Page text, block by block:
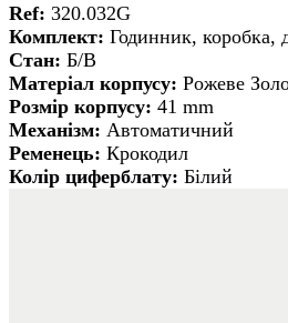
Ref: 320.032G
Комплект: Годинник, коробка,
Стан: Б/В
Матеріал корпусу: Рожеве
Розмір корпусу: 41 mm
Механізм: Автоматичний
Ременець: Крокодил
Колір циферблату: Білий